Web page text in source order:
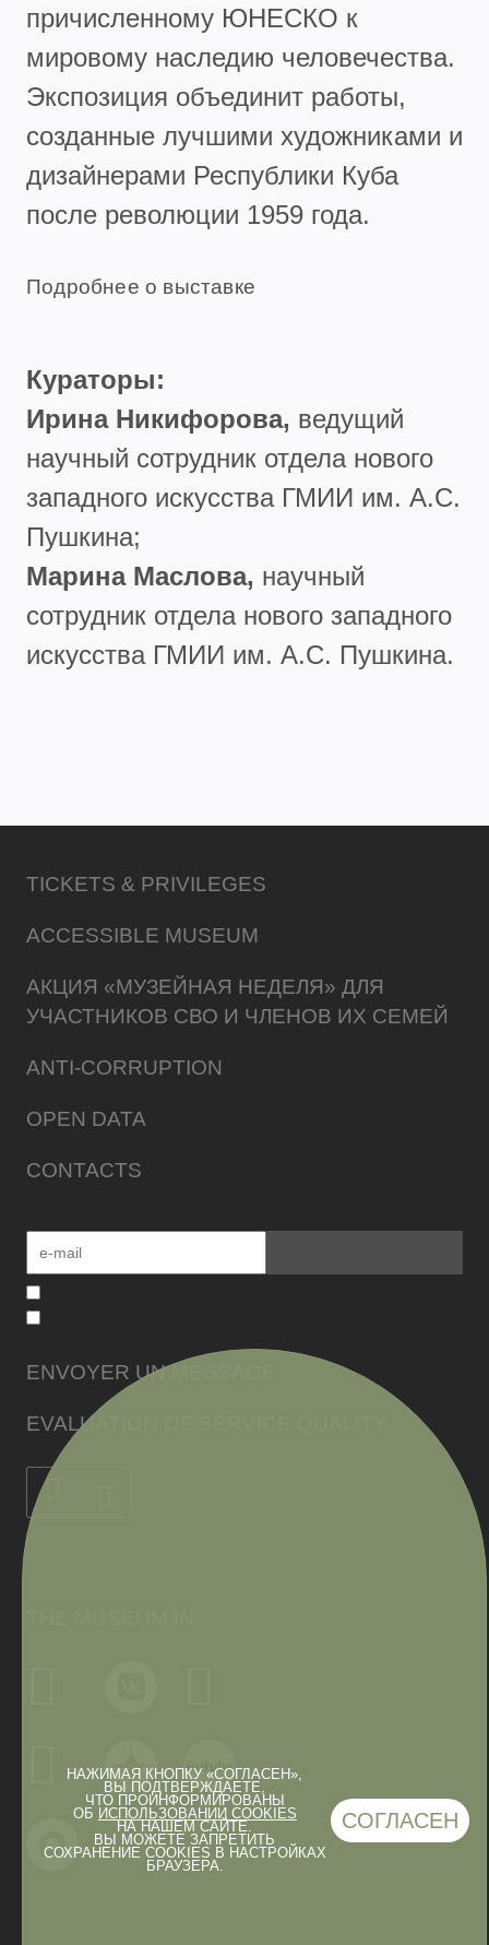
причисленному ЮНЕСКО к
мировому наследию человечества.
Экспозиция объединит работы,
созданные лучшими художниками и
дизайнерами Республики Куба
после революции 1959 года.
Подробнее о выставке
Кураторы:
Ирина Никифорова, ведущий
научный сотрудник отдела нового
западного искусства ГМИИ им. А.С.
Пушкина;
Марина Маслова, научный
сотрудник отдела нового западного
искусства ГМИИ им. А.С. Пушкина.
НАЖИМАЯ КНОПКУ «СОГЛАСЕН»,
ВЫ ПОДТВЕРЖДАЕТЕ,
ЧТО ПРОИНФОРМИРОВАНЫ
ОБ ИСПОЛЬЗОВАНИИ COOKIES
НА НАШЕМ САЙТЕ.
ВЫ МОЖЕТЕ ЗАПРЕТИТЬ
СОХРАНЕНИЕ COOKIES В НАСТРОЙКАХ
БРАУЗЕРА.
СОГЛАСЕН
TICKETS & PRIVILEGES
ACCESSIBLE MUSEUM
АКЦИЯ «МУЗЕЙНАЯ НЕДЕЛЯ» ДЛЯ
УЧАСТНИКОВ СВО И ЧЛЕНОВ ИХ СЕМЕЙ
ANTI-CORRUPTION
OPEN DATA
CONTACTS
ENVOYER UN MESSAGE
EVALUATION OF SERVICE QUALITY